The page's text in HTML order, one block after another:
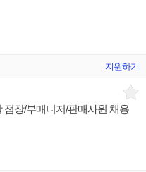
지원하기
점장/부매니저/판매사원 채용